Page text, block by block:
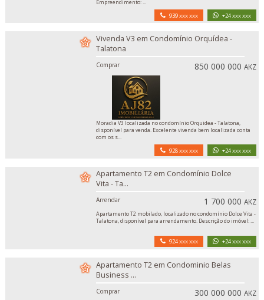
Empreendimento: ...
939 xxx xxx +24 xxx xxx
Vivenda V3 em Condomínio Orquídea -
Talatona
Comprar 850 000 000AKZ
Moradia V3 localizada no condomínio Orquidea - Talatona,
disponível para venda. Excelente vivenda bem localizada conta
com os s...
928 xxx xxx +24 xxx xxx
Apartamento T2 em Condomínio Dolce
Vita - Ta...
Arrendar 1 700 000AKZ
Apartamento T2 mobilado, localizado no condomínio Dolce Vita -
Talatona, disponível para arrendamento. Descrição do imóvel: ...
924 xxx xxx +24 xxx xxx
Apartamento T2 em Condominio Belas
Business ...
Comprar 300 000 000AKZ